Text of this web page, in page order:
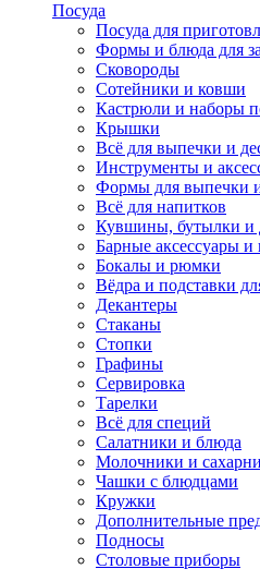
Посуда
Посуда для
Формы и блюда для
Сковороды
Сотейники и ковши
Кастрюли и наборы
Крышки
Всё для выпечки и
Инструменты и
Формы для выпечки и
Всё для напитков
Кувшины, бутылки и
Барные аксессуары и
Бокалы и рюмки
Вёдра и подставки
Декантеры
Стаканы
Стопки
Графины
Сервировка
Тарелки
Всё для специй
Салатники и блюда
Молочники и
Чашки с блюдцами
Кружки
Дополнительные
Подносы
Столовые приборы